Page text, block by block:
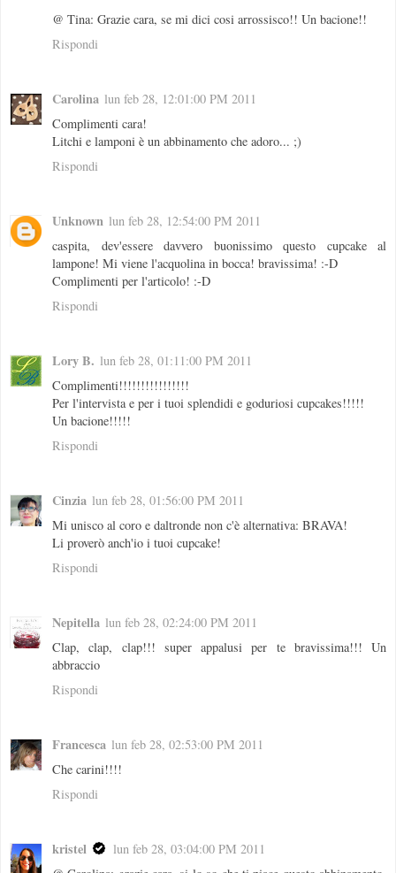
@ Tina: Grazie cara, se mi dici cosi arrossisco!! Un bacione!!
Rispondi
Carolina lun feb 28, 12:01:00 PM 2011
Complimenti cara!
Litchi e lamponi è un abbinamento che adoro... ;)
Rispondi
Unknown lun feb 28, 12:54:00 PM 2011
caspita, dev'essere davvero buonissimo questo cupcake al
lampone! Mi viene l'acquolina in bocca! bravissima! :-D
Complimenti per l'articolo! :-D
Rispondi
Lory B. lun feb 28, 01:11:00 PM 2011
Complimenti!!!!!!!!!!!!!!!!
Per l'intervista e per i tuoi splendidi e goduriosi cupcakes!!!!!
Un bacione!!!!!
Rispondi
Cinzia lun feb 28, 01:56:00 PM 2011
Mi unisco al coro e daltronde non c'è alternativa: BRAVA!
Li proverò anch'io i tuoi cupcake!
Rispondi
Nepitella lun feb 28, 02:24:00 PM 2011
Clap, clap, clap!!! super appalusi per te bravissima!!! Un
abbraccio
Rispondi
Francesca lun feb 28, 02:53:00 PM 2011
Che carini!!!!
Rispondi
kristel
lun feb 28, 03:04:00 PM 2011